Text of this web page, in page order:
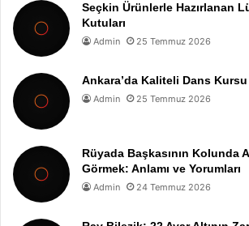
Seçkin Ürünlerle Hazırlanan
Kutuları
Admin 25 Temmuz 2026
Ankara’da Kaliteli Dans Kursu
Admin 25 Temmuz 2026
Rüyada Başkasının Kolunda
Görmek: Anlamı ve Yorumları
Admin 24 Temmuz 2026